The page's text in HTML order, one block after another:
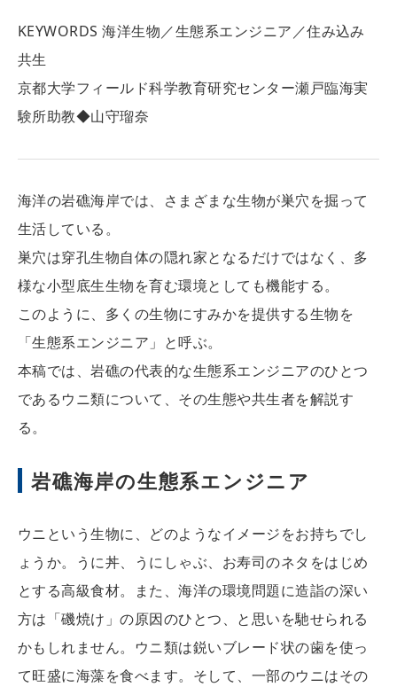
KEYWORDS 海洋生物／生態系エンジニア／住み込み
共生
京都大学フィールド科学教育研究センター瀬戸臨海実
験所助教◆山守瑠奈
海洋の岩礁海岸では、さまざまな生物が巣穴を掘って
生活している。
巣穴は穿孔生物自体の隠れ家となるだけではなく、多
様な小型底生生物を育む環境としても機能する。
このように、多くの生物にすみかを提供する生物を
「生態系エンジニア」と呼ぶ。
本稿では、岩礁の代表的な生態系エンジニアのひとつ
であるウニ類について、その生態や共生者を解説す
る。
岩礁海岸の生態系エンジニア
ウニという生物に、どのようなイメージをお持ちでし
ょうか。うに丼、うにしゃぶ、お寿司のネタをはじめ
とする高級食材。また、海洋の環境問題に造詣の深い
方は「磯焼け」の原因のひとつ、と思いを馳せられる
かもしれません。ウニ類は鋭いブレード状の歯を使っ
て旺盛に海藻を食べます。そして、一部のウニはその